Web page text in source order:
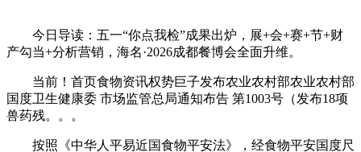
今日导读：五一“你点我检”成果出炉，展+会+赛+节+财
产勾当+分析营销，海名·2026成都餐博会全面升维。
当前！首页食物资讯权势巨子发布农业农村部农业农村部
国度卫生健康委 市场监管总局通知布告 第1003号（发布18项
兽药残。。。
按照《中华人平易近国食物平安法》，经食物平安国度尺